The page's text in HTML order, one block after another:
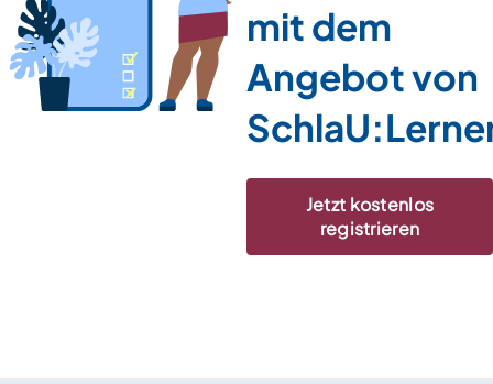
mit dem
Angebot von
Jetzt kostenlos
registrieren